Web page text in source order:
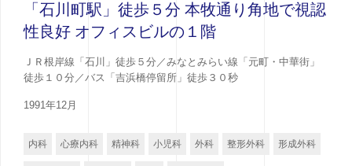
「石川町駅」徒歩５分 本牧通り角地で視認
性良好 オフィスビルの１階
ＪＲ根岸線「石川」徒歩５分／みなとみらい線「元町・中華街」
徒歩１０分／バス「吉浜橋停留所」徒歩３０秒
1991年12月
内科 心療内科 精神科 小児科 外科 整形外科 形成外科